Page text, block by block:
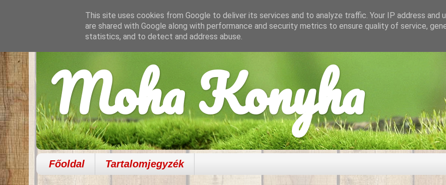
Moha Konyha
Főoldal Tartalomjegyzék
This site uses cookies from Google to deliver its services and to analyze traffic. Your IP address and
are shared with Google along with performance and security metrics to ensure quality of service,
statistics, and to detect and address abuse.